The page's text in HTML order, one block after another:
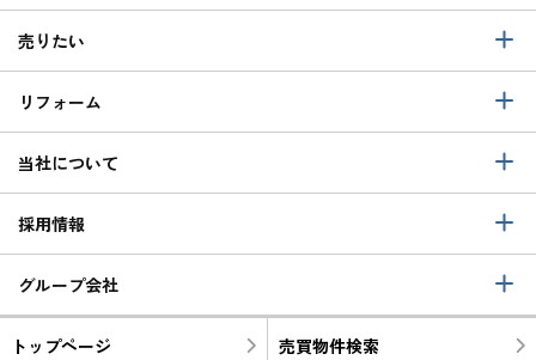
売りたい
リフォーム
当社について
採用情報
グループ会社
トップページ 売買物件検索